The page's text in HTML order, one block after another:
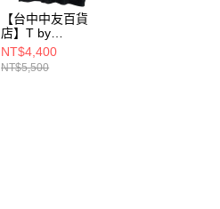
【台中中友百貨
店】T by
ALEXANDER
WANG/短袖上
衣/XXS/
NT$4,400
NT$5,500